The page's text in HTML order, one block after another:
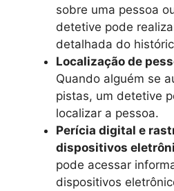
sobre uma pessoa
detetive pode
detalhada do
Localização de
Quando alguém se
pistas, um detetive
localizar a pessoa.
Perícia digital e
dispositivos
pode acessar
dispositivos